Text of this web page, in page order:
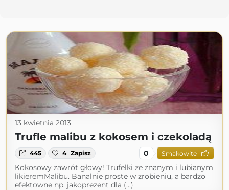
13 kwietnia 2013
Trufle malibu z kokosem i czekoladą
445 4 Zapisz 0 Smakowite
Kokosowy zawrót głowy! Trufelki ze znanym i lubianym
likieremMalibu. Banalnie proste w zrobieniu, a bardzo
efektowne np. jakoprezent dla (...)